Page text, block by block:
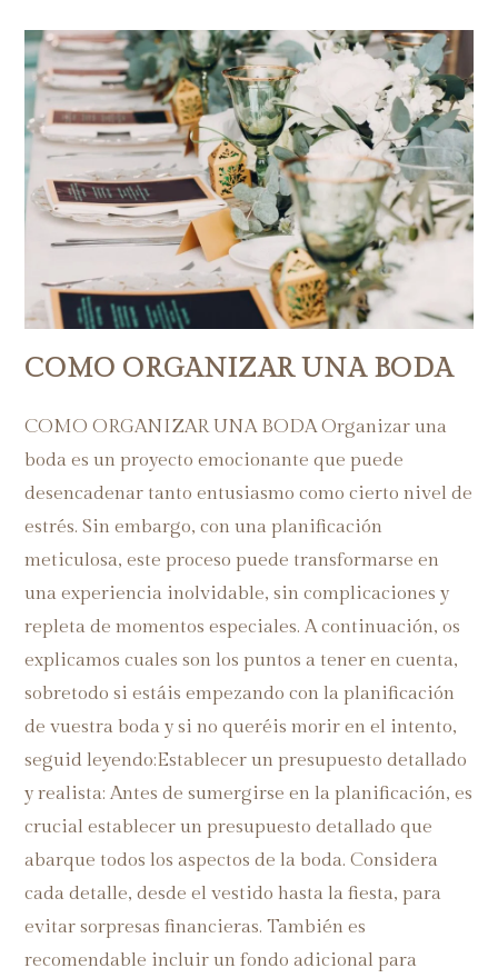
COMO ORGANIZAR UNA BODA
COMO ORGANIZAR UNA BODA Organizar una
boda es un proyecto emocionante que puede
desencadenar tanto entusiasmo como cierto nivel de
estrés. Sin embargo, con una planificación
meticulosa, este proceso puede transformarse en
una experiencia inolvidable, sin complicaciones y
repleta de momentos especiales. A continuación, os
explicamos cuales son los puntos a tener en cuenta,
sobretodo si estáis empezando con la planificación
de vuestra boda y si no queréis morir en el intento,
seguid leyendo:Establecer un presupuesto detallado
y realista: Antes de sumergirse en la planificación, es
crucial establecer un presupuesto detallado que
abarque todos los aspectos de la boda. Considera
cada detalle, desde el vestido hasta la fiesta, para
evitar sorpresas financieras. También es
recomendable incluir un fondo adicional para